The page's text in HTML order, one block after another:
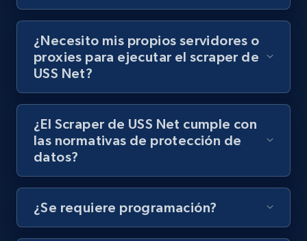
Youtube - Videos posts - Discovery records
by Explore page URL
URL, Title, Youtuber, Youtuber md5, Video url,
Video length, Likes, Views, and more.
Youtube - Videos posts - Discovery videos
URL, Title, Youtuber, Youtuber md5, Video url,
¿Necesito mis propios servidores o
proxies para ejecutar el scraper de
USS Net?
¿El Scraper de USS Net cumple con
las normativas de protección de
datos?
¿Se requiere programación?